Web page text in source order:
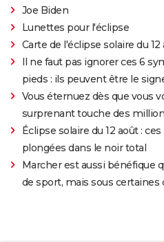
Joe Biden
Lunettes pour l'éclipse
Carte de l'éclipse solaire du 12
Il ne faut pas ignorer ces 6
pieds : ils peuvent être le
Vous éternuez dès que vous
surprenant touche des
Éclipse solaire du 12 août :
plongées dans le noir total
Marcher est aussi bénéfique
de sport, mais sous certaines